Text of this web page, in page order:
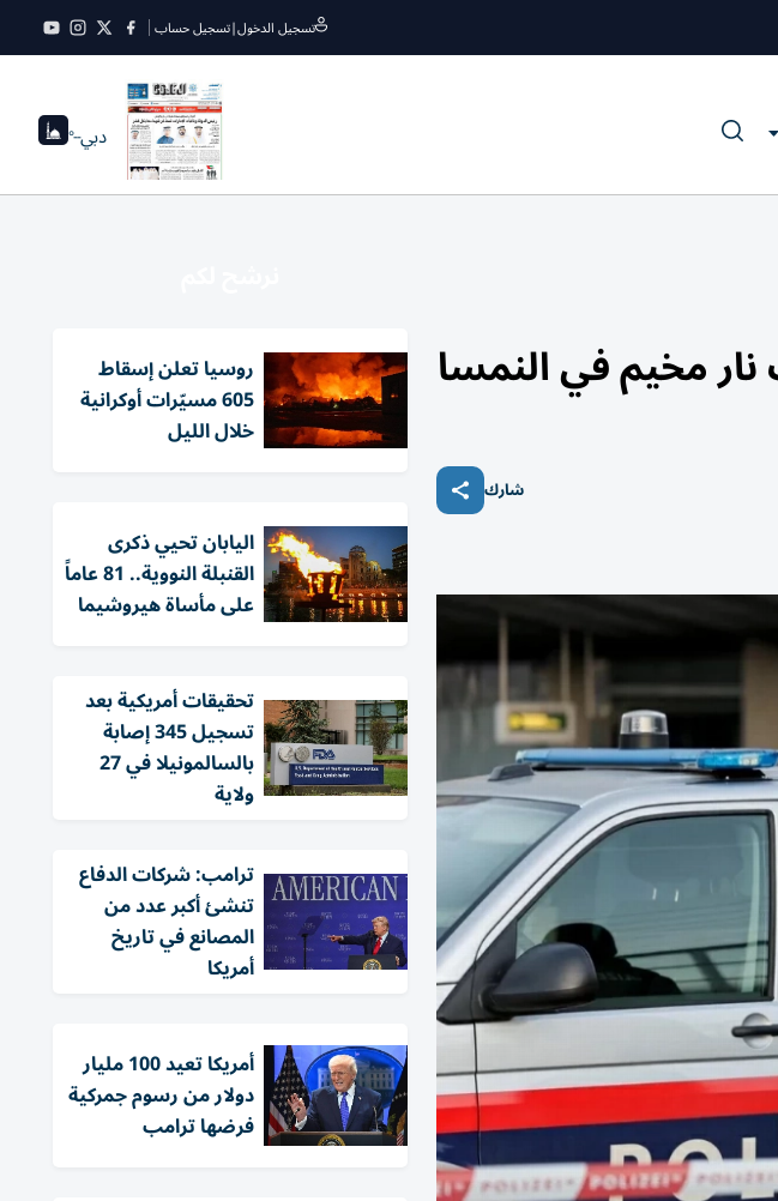
تسجيل الدخول|تسجيل حساب
دبي--°
شارك
روسيا تعلن إسقاط
605 مسيّرات أوكرانية
خلال الليل
اليابان تحيي ذكرى
القنبلة النووية.. 81 عاماً
على مأساة هيروشيما
تحقيقات أمريكية بعد
تسجيل 345 إصابة
بالسالمونيلا في 27
ولاية
ترامب: شركات الدفاع
تنشئ أكبر عدد من
المصانع في تاريخ
أمريكا
أمريكا تعيد 100 مليار
دولار من رسوم جمركية
فرضها ترامب